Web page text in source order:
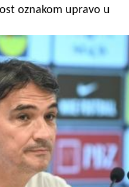
oznakom upravo u